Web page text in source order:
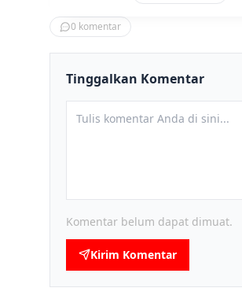
0 komentar
Tinggalkan Komentar
Komentar belum dapat dimuat.
Kirim Komentar